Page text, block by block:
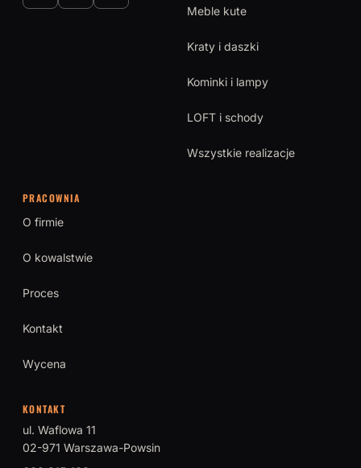
Meble kute
Kraty i daszki
Kominki i lampy
LOFT i schody
Wszystkie realizacje
PRACOWNIA
O firmie
O kowalstwie
Proces
Kontakt
Wycena
KONTAKT
ul. Waflowa 11
02-971 Warszawa-Powsin